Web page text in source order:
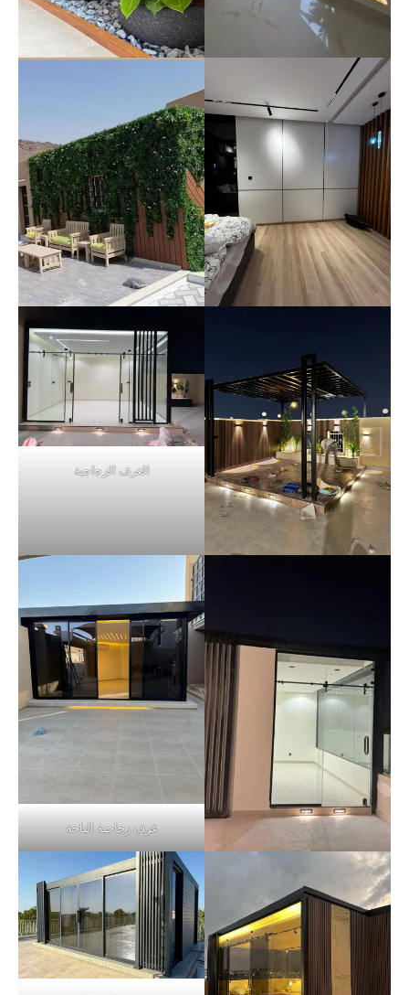
الغرف الزجاجية
غرف زجاجية الباحة